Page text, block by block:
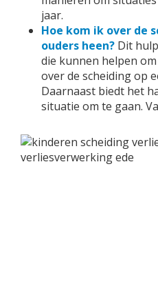
jaar.
Hoe kom ik over de
ouders heen? Dit
die kunnen helpen
over de scheiding op
Daarnaast biedt het
situatie om te gaan.